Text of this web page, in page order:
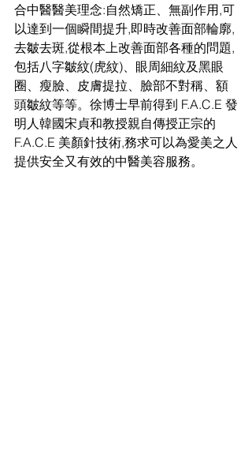
合中醫醫美理念:自然矯正、無副作用,可
以達到一個瞬間提升,即時改善面部輪廓,
去皺去斑,從根本上改善面部各種的問題,
包括八字皺紋(虎紋)、眼周細紋及黑眼
圈、瘦臉、皮膚提拉、臉部不對稱、額
頭皺紋等等。徐博士早前得到 F.A.C.E 發
明人韓國宋貞和教授親自傳授正宗的
F.A.C.E 美顏針技術,務求可以為愛美之人
提供安全又有效的中醫美容服務。